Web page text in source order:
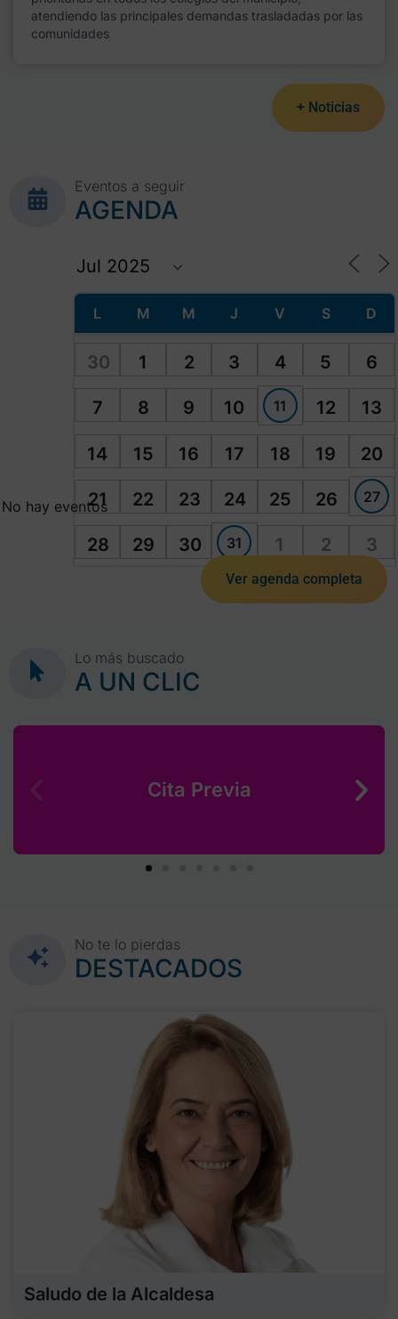
atendiendo las principales demandas trasladadas por las
comunidades
+ Noticias
Eventos a seguir
AGENDA
L M M J V S D
30 1 2 3 4 5 6
7 8 9 10 11 12 13
14 15 16 17 18 19 20
21 22 23 24 25 26 27
28 29 30 31 1 2 3
No hay eventos
Ver agenda completa
Lo más buscado
A UN CLIC
Cita Previa
No te lo pierdas
DESTACADOS
Saludo de la Alcaldesa